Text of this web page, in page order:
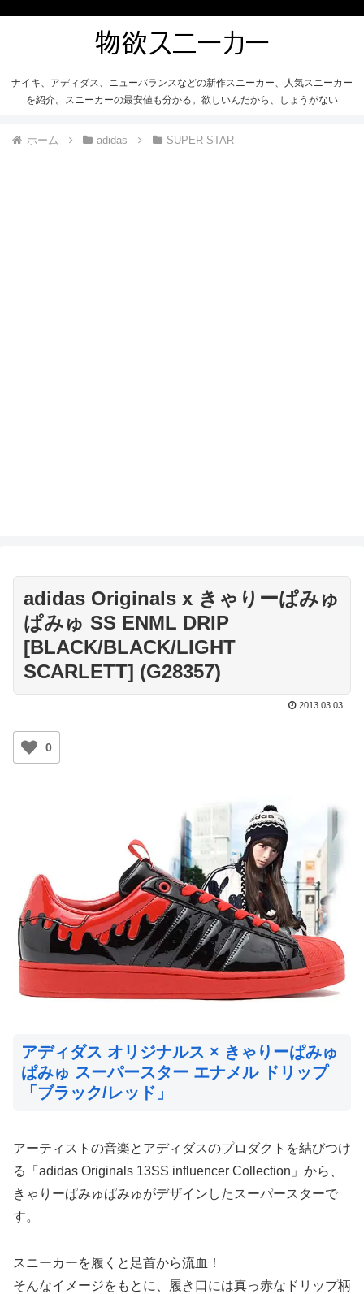
ナイキ、アディダス、ニューバランスなどの新作スニーカー、人気スニーカー
を紹介。スニーカーの最安値も分かる。欲しいんだから、しょうがない
ホーム adidas SUPER STAR
adidas Originals x きゃりーぱみゅ
ぱみゅ SS ENML DRIP
[BLACK/BLACK/LIGHT
SCARLETT] (G28357)
2013.03.03
0
アディダス オリジナルス × きゃりーぱみゅ
ぱみゅ スーパースター エナメル ドリップ
「ブラック/レッド」
アーティストの音楽とアディダスのプロダクトを結びつけ
る「adidas Originals 13SS influencer Collection」から、
きゃりーぱみゅぱみゅがデザインしたスーパースターで
す。
スニーカーを履くと足首から流血！
そんなイメージをもとに、履き口には真っ赤なドリップ柄